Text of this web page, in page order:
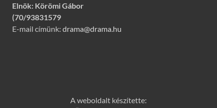
Elnök: Körömi Gábor
(70/93831579
E-mail címünk: drama@drama.hu
A weboldalt készítette: